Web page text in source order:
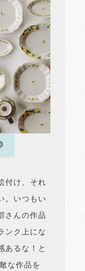
付け、それ
。いつもい
さんの作品
ンク上にな
あるな！と
な作品を